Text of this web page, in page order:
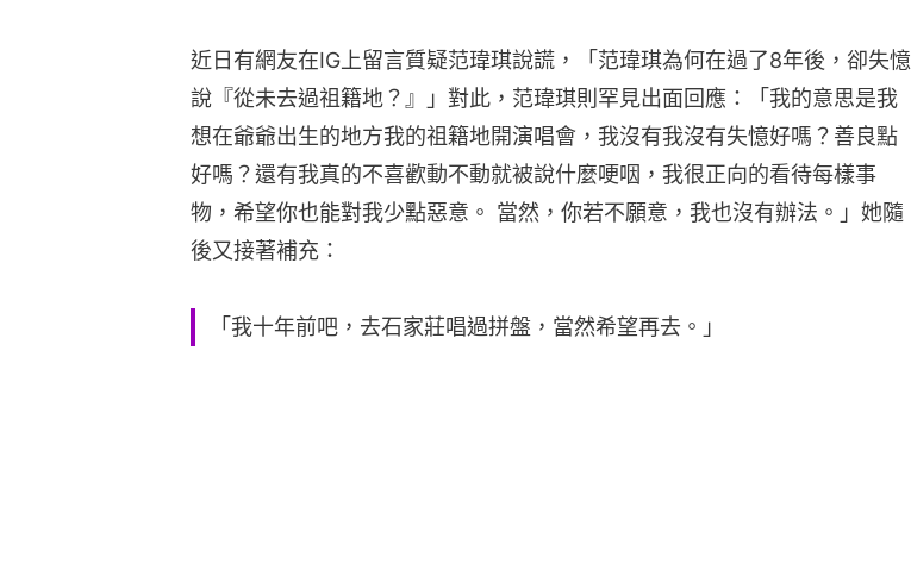
近日有網友在IG上留言質疑范瑋琪說謊，「范瑋琪為何在過了8年後，卻失憶
說『從未去過祖籍地？』」對此，范瑋琪則罕見出面回應：「我的意思是我
想在爺爺出生的地方我的祖籍地開演唱會，我沒有我沒有失憶好嗎？善良點
好嗎？還有我真的不喜歡動不動就被說什麼哽咽，我很正向的看待每樣事
物，希望你也能對我少點惡意。 當然，你若不願意，我也沒有辦法。」她隨
後又接著補充：
「我十年前吧，去石家莊唱過拼盤，當然希望再去。」